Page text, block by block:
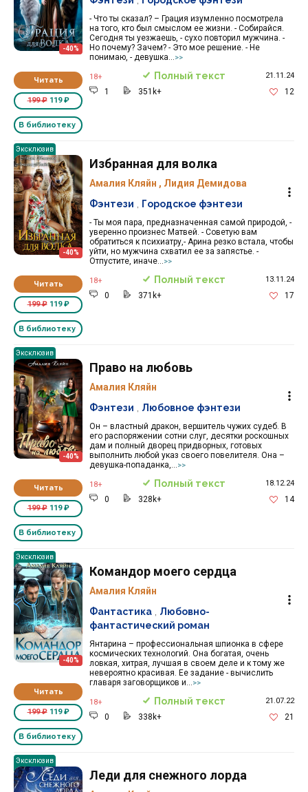
-40%
Читать
199 ₽119 ₽
В библиотеку
- Что ты сказал? – Грация изумленно посмотрела
на того, кто был смыслом ее жизни. - Собирайся.
Сегодня ты уезжаешь, - сухо повторил мужчина. -
Но почему? Зачем? - Это мое решение. - Не
понимаю, - девушка...
>>
18+ Полный текст 21.11.24
1 351k+ 12
Эксклюзив
-40%
Читать
199 ₽119 ₽
В библиотеку
Избранная для волка
Амалия Кляйн , Лидия Демидова
- Ты моя пара, предназначенная самой природой, -
уверенно произнес Матвей. - Советую вам
обратиться к психиатру,- Арина резко встала, чтобы
уйти, но мужчина схватил ее за запястье. -
Отпустите, иначе...
>>
Фэнтези Городское фэнтези
18+ Полный текст 13.11.24
0 371k+ 17
Эксклюзив
-40%
Читать
199 ₽119 ₽
В библиотеку
Право на любовь
Амалия Кляйн
Он – властный дракон, вершитель чужих судеб. В
его распоряжении сотни слуг, десятки роскошных
дам и полный дворец придворных, готовых
выполнить любой указ своего повелителя. Она –
девушка-попаданка,...
>>
Фэнтези Любовное фэнтези
18+ Полный текст 18.12.24
0 328k+ 14
Эксклюзив
-40%
Читать
199 ₽119 ₽
В библиотеку
Командор моего сердца
Амалия Кляйн
Янтарина – профессиональная шпионка в сфере
космических технологий. Она богатая, очень
ловкая, хитрая, лучшая в своем деле и к тому же
невероятно красивая. Ее задание - вычислить
главаря заговорщиков и...
>>
Фантастика
Любовно-
фантастический роман
18+ Полный текст 21.07.22
0 338k+ 21
Эксклюзив
Леди для снежного лорда